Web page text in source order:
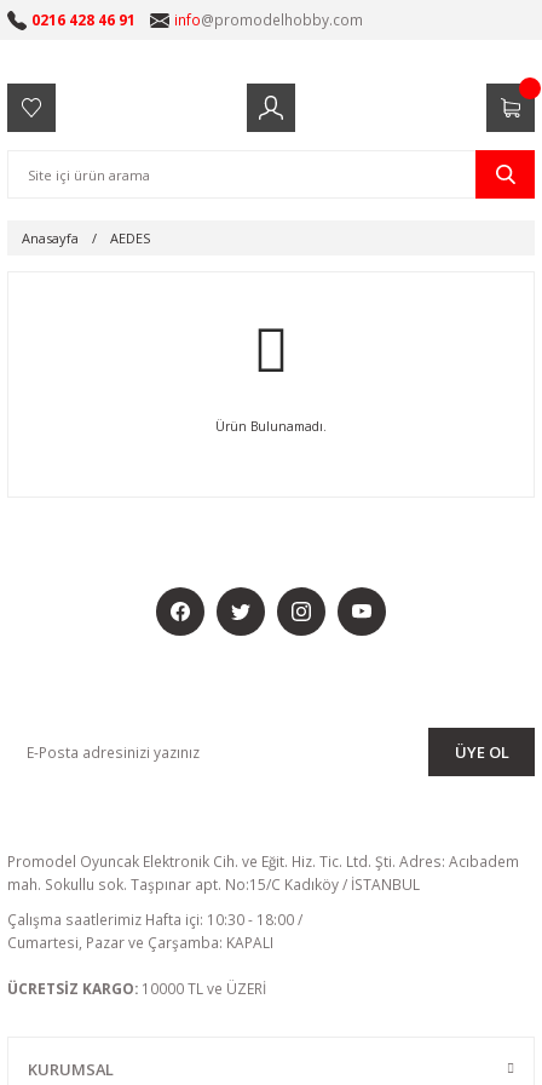
0216 428 46 91 info@promodelhobby.com
Anasayfa AEDES
Ürün Bulunamadı.
ÜYE OL
Promodel Oyuncak Elektronik Cih. ve Eğit. Hiz. Tic. Ltd. Şti. Adres: Acıbadem
mah. Sokullu sok. Taşpınar apt. No:15/C Kadıköy / İSTANBUL
Çalışma saatlerimiz Hafta içi: 10:30 - 18:00 /
Cumartesi, Pazar ve Çarşamba: KAPALI
ÜCRETSİZ KARGO: 10000 TL ve ÜZERİ
KURUMSAL